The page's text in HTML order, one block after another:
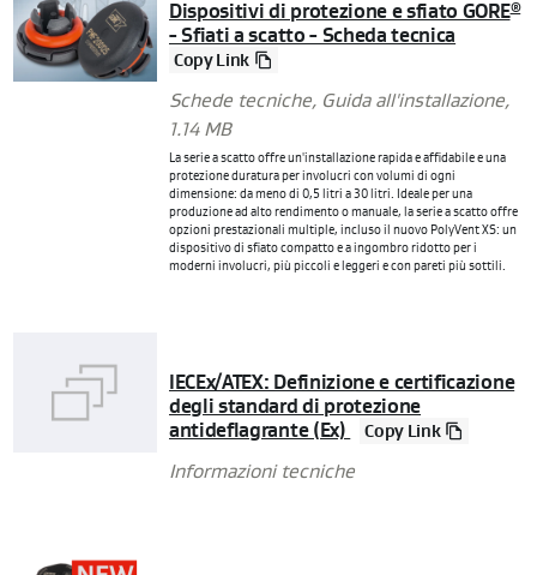
Dispositivi di protezione e sfiato GORE®
- Sfiati a scatto - Scheda tecnica
Copy Link
Schede tecniche, Guida all'installazione,
1.14 MB
La serie a scatto offre un'installazione rapida e affidabile e una
protezione duratura per involucri con volumi di ogni
dimensione: da meno di 0,5 litri a 30 litri. Ideale per una
produzione ad alto rendimento o manuale, la serie a scatto offre
opzioni prestazionali multiple, incluso il nuovo PolyVent XS: un
dispositivo di sfiato compatto e a ingombro ridotto per i
moderni involucri, più piccoli e leggeri e con pareti più sottili.
IECEx/ATEX: Definizione e certificazione
degli standard di protezione
antideflagrante (Ex)
Copy Link
Informazioni tecniche